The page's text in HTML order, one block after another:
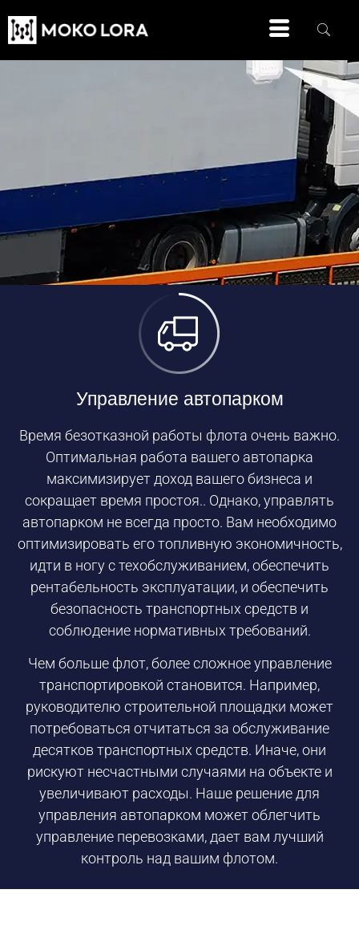
Управление автопарком
Время безотказной работы флота очень важно.
Оптимальная работа вашего автопарка
максимизирует доход вашего бизнеса и
сокращает время простоя.. Однако, управлять
автопарком не всегда просто. Вам необходимо
оптимизировать его топливную экономичность,
идти в ногу с техобслуживанием, обеспечить
рентабельность эксплуатации, и обеспечить
безопасность транспортных средств и
соблюдение нормативных требований.
Чем больше флот, более сложное управление
транспортировкой становится. Например,
руководителю строительной площадки может
потребоваться отчитаться за обслуживание
десятков транспортных средств. Иначе, они
рискуют несчастными случаями на объекте и
увеличивают расходы. Наше решение для
управления автопарком может облегчить
управление перевозками, дает вам лучший
контроль над вашим флотом.